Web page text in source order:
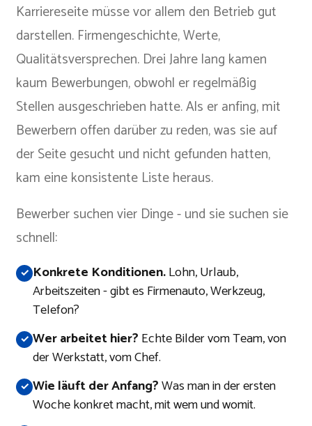
Karriereseite müsse vor allem den Betrieb gut
darstellen. Firmengeschichte, Werte,
Qualitätsversprechen. Drei Jahre lang kamen
kaum Bewerbungen, obwohl er regelmäßig
Stellen ausgeschrieben hatte. Als er anfing, mit
Bewerbern offen darüber zu reden, was sie auf
der Seite gesucht und nicht gefunden hatten,
kam eine konsistente Liste heraus.
Bewerber suchen vier Dinge - und sie suchen sie
schnell:
Konkrete Konditionen.Lohn, Urlaub,
Arbeitszeiten - gibt es Firmenauto, Werkzeug,
Telefon?
Wer arbeitet hier? Echte Bilder vom Team, von
der Werkstatt, vom Chef.
Wie läuft der Anfang?Was man in der ersten
Woche konkret macht, mit wem und womit.